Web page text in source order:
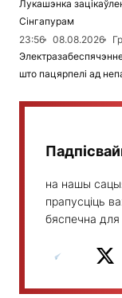
Лукашэнка
Сінгапурам
23:56
08.08.2026
што пацярпелі ад
на нашы
прапусціць
бяспечна для